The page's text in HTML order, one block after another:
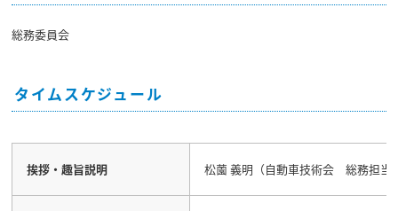
総務委員会
タイムスケジュール
挨拶・趣旨説明 松薗 義明（自動車技術会 総務担当